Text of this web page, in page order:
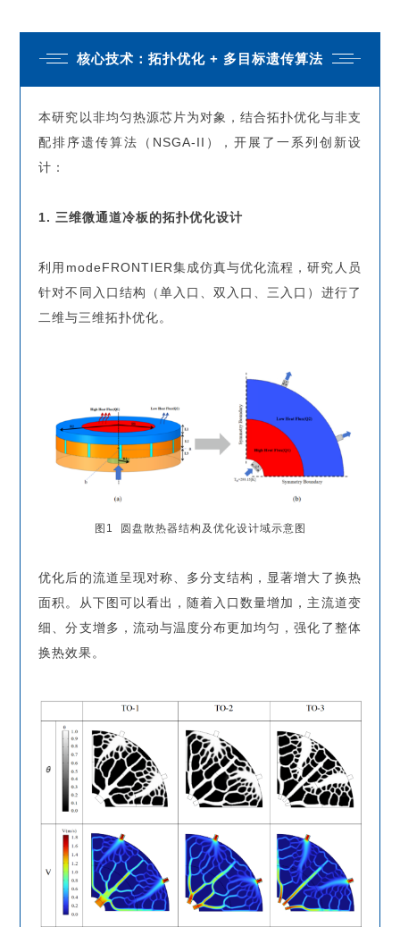
核心技术：拓扑优化 + 多目标遗传算法
本研究以非均匀热源芯片为对象，结合拓扑优化与非支
配排序遗传算法（NSGA-II），开展了一系列创新设
计：
1. 三维微通道冷板的拓扑优化设计
利用modeFRONTIER集成仿真与优化流程，研究人员
针对不同入口结构（单入口、双入口、三入口）进行了
二维与三维拓扑优化。
图1 圆盘散热器结构及优化设计域示意图
优化后的流道呈现对称、多分支结构，显著增大了换热
面积。从下图可以看出，随着入口数量增加，主流道变
细、分支增多，流动与温度分布更加均匀，强化了整体
换热效果。